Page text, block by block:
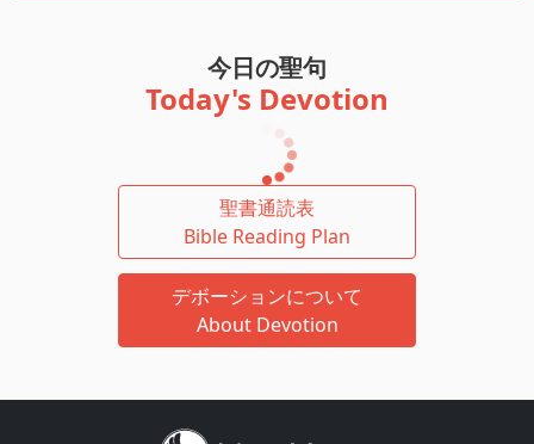
今日の聖句
Today's Devotion
聖書通読表
Bible Reading Plan
デボーションについて
About Devotion